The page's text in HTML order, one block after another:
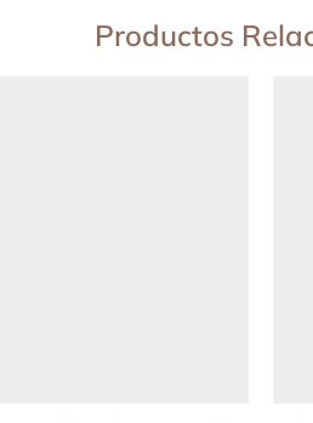
Productos